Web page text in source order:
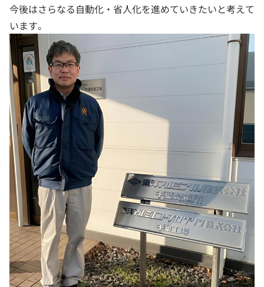
今後はさらなる自動化・省人化を進めていきたいと考えて
います。